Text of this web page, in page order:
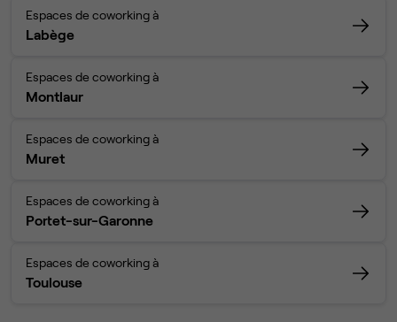
Espaces de coworking à
Labège
Espaces de coworking à
Montlaur
Espaces de coworking à
Muret
Espaces de coworking à
Portet-sur-Garonne
Espaces de coworking à
Toulouse